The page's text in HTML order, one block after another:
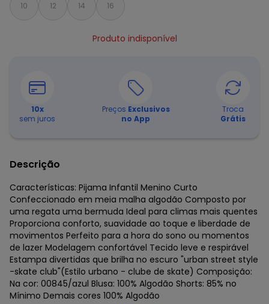
10 12 14 16
Produto indisponível
10x
sem juros
Preços Exclusivos
no App
Troca
Grátis
Descrição
Características: Pijama Infantil Menino Curto
Confeccionado em meia malha algodão Composto por
uma regata uma bermuda Ideal para climas mais quentes
Proporciona conforto, suavidade ao toque e liberdade de
movimentos Perfeito para a hora do sono ou momentos
de lazer Modelagem confortável Tecido leve e respirável
Estampa divertidas que brilha no escuro "urban street style
-skate club"(Estilo urbano - clube de skate) Composição:
Na cor: 00845/azul Blusa: 100% Algodão Shorts: 85% no
Mínimo Demais cores 100% Algodão